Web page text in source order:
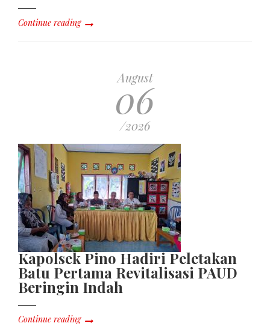
Continue reading
August
06
/2026
Kapolsek Pino Hadiri Peletakan
Batu Pertama Revitalisasi PAUD
Beringin Indah
Continue reading